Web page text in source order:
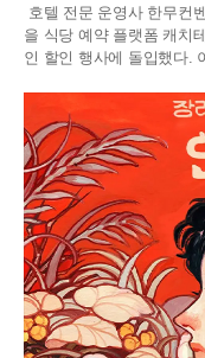
호텔 전문 운영사 한무컨
을 식당 예약 플랫폼 캐치
인 할인 행사에 돌입했다.